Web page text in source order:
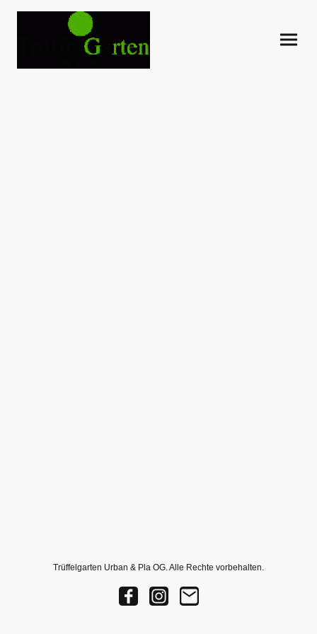
Trüffelgarten Urban & Pla OG. Alle Rechte vorbehalten.